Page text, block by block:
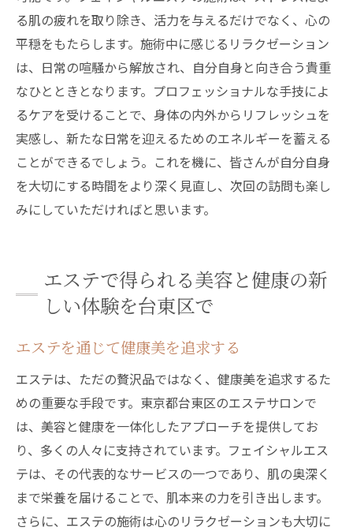
る肌の疲れを取り除き、活力を与えるだけでなく、心の
平穏をもたらします。施術中に感じるリラクゼーション
は、日常の喧騒から解放され、自分自身と向き合う貴重
なひとときとなります。プロフェッショナルな手技によ
るケアを受けることで、身体の内外からリフレッシュを
実感し、新たな日常を迎えるためのエネルギーを蓄える
ことができるでしょう。これを機に、皆さんが自分自身
を大切にする時間をより深く見直し、次回の訪問も楽し
みにしていただければと思います。
エステで得られる美容と健康の新
しい体験を台東区で
エステを通じて健康美を追求する
エステは、ただの贅沢品ではなく、健康美を追求するた
めの重要な手段です。東京都台東区のエステサロンで
は、美容と健康を一体化したアプローチを提供してお
り、多くの人々に支持されています。フェイシャルエス
テは、その代表的なサービスの一つであり、肌の奥深く
まで栄養を届けることで、肌本来の力を引き出します。
さらに、エステの施術は心のリラクゼーションも大切に